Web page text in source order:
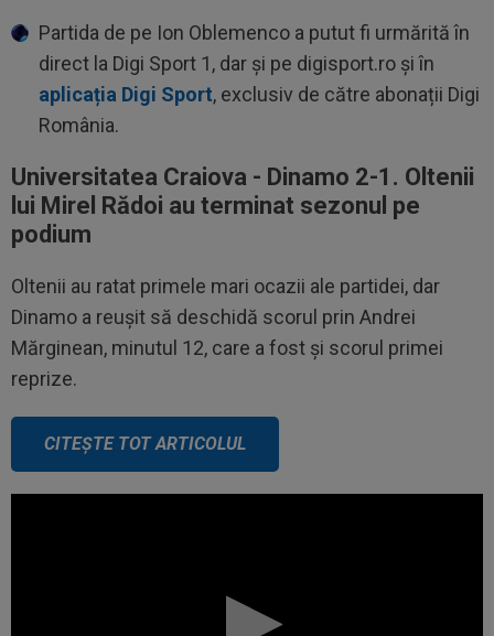
Partida de pe Ion Oblemenco a putut fi urmărită în
direct la Digi Sport 1, dar și pe digisport.ro și în
aplicația Digi Sport, exclusiv de către abonații Digi
România.
Universitatea Craiova - Dinamo 2-1. Oltenii
lui Mirel Rădoi au terminat sezonul pe
podium
Oltenii au ratat primele mari ocazii ale partidei, dar
Dinamo a reușit să deschidă scorul prin Andrei
Mărginean, minutul 12, care a fost și scorul primei
reprize.